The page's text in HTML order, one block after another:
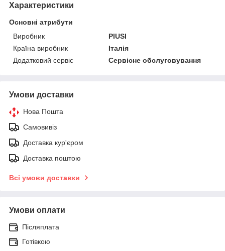
Характеристики
Основні атрибути
Виробник
PIUSI
Країна виробник
Італія
Додатковий сервіс
Сервісне обслуговування
Умови доставки
Нова Пошта
Самовивіз
Доставка кур'єром
Доставка поштою
Всі умови доставки
Умови оплати
Післяплата
Готівкою